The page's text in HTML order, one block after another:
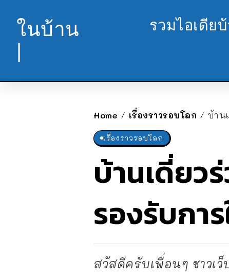
ในบ้าน
|
รวมไอเดีย
Home / เรื่องราวรอบโลก / บ้าน
เรื่องราวรอบโลก
บ้านเดี่ยว
รองรับกา
สวัสดีครับเพื่อนๆ ชาวเ